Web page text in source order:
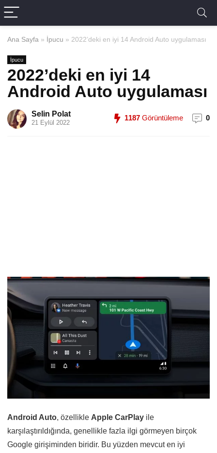
Ana Sayfa » İpucu » 2022’deki en iyi 14 Android Auto uygulaması
İpucu
2022’deki en iyi 14
Android Auto uygulaması
Selin Polat
21 Eylül 2022
1187 Görüntüleme 0
Android Auto, özellikle Apple CarPlay ile
karşılaştırıldığında, genellikle fazla ilgi görmeyen birçok
Google girişiminden biridir. Bu yüzden mevcut en iyi